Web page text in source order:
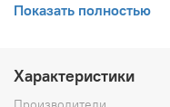
давление: 10 бар;
размещения:
(крепления):
теплоносителя: 120
Показать полностью
Характеристики